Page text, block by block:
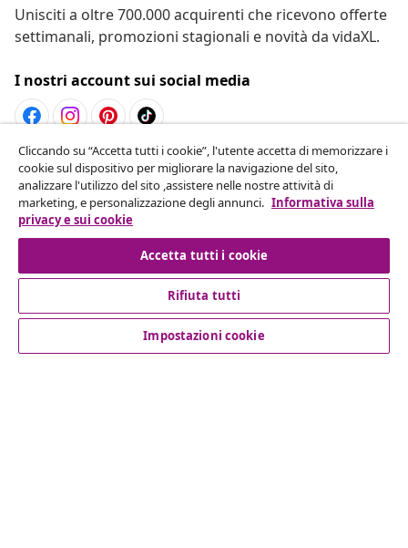
Unisciti a oltre 700.000 acquirenti che ricevono offerte
settimanali, promozioni stagionali e novità da vidaXL.
I nostri account sui social media
Recesso dal contratto
Invia una richiesta di recesso per il tuo ordine.
Recesso dal contratto
Servizio clienti
Cliccando su “Accetta tutti i cookie”, l'utente accetta di memorizzare i
cookie sul dispositivo per migliorare la navigazione del sito,
analizzare l'utilizzo del sito ,assistere nelle nostre attività di
marketing, e personalizzazione degli annunci. Informativa sulla
privacy e sui cookie
Accetta tutti i cookie
Rifiuta tutti
Impostazioni cookie